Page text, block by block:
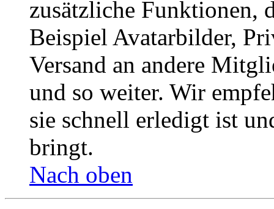
zusätzliche Funktionen,
Beispiel Avatarbilder,
Versand an andere
und so weiter. Wir
sie schnell erledigt ist
bringt.
Nach oben